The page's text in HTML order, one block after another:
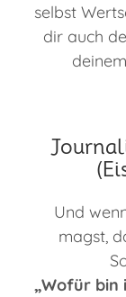
selbst
dir auch
Und
magst,
„Wofür bin